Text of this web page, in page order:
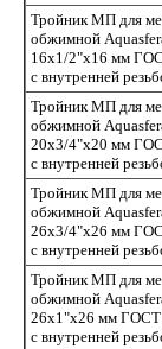
Тройник МП для
обжимной
16х1/2"х16 мм
с внутренней
Тройник МП для
обжимной
20х3/4"х20 мм
с внутренней
Тройник МП для
обжимной
26х3/4"х26 мм
с внутренней
Тройник МП для
обжимной
26х1"х26 мм ГОСТ
с внутренней